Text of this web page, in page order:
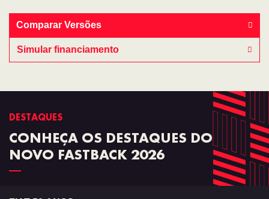
Comparar Versões
Simular financiamento
DESTAQUES
CONHEÇA OS DESTAQUES DO
NOVO FASTBACK 2026